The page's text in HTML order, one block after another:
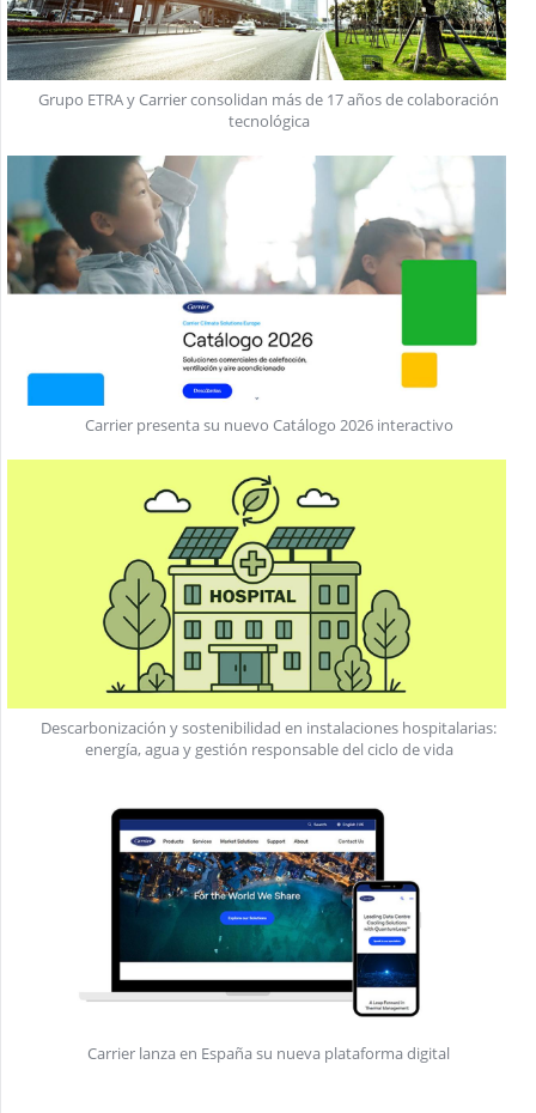
Grupo ETRA y Carrier consolidan más de 17 años de colaboración
tecnológica
Carrier presenta su nuevo Catálogo 2026 interactivo
Descarbonización y sostenibilidad en instalaciones hospitalarias:
energía, agua y gestión responsable del ciclo de vida
Carrier lanza en España su nueva plataforma digital